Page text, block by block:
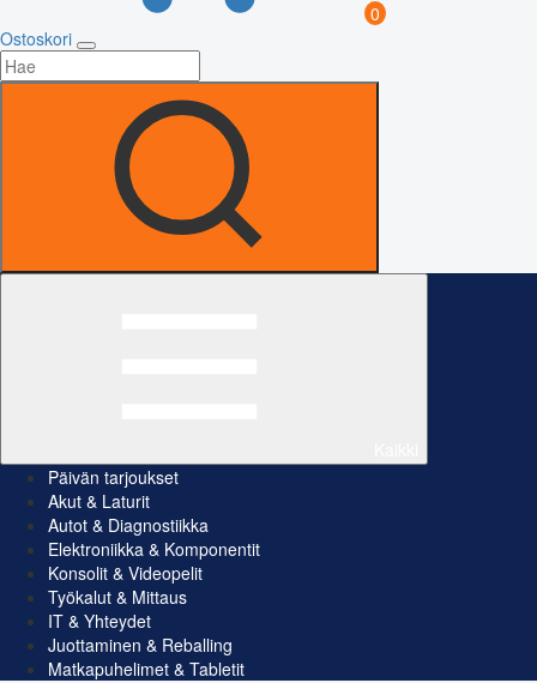
0
Ostoskori
Päivän tarjoukset
Akut & Laturit
Autot & Diagnostiikka
Elektroniikka & Komponentit
Konsolit & Videopelit
Työkalut & Mittaus
IT & Yhteydet
Juottaminen & Reballing
Matkapuhelimet & Tabletit